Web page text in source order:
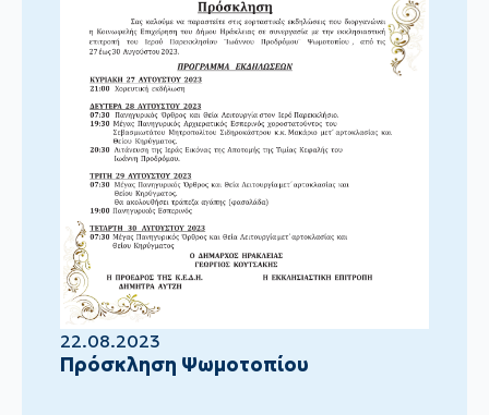
22.08.2023
Πρόσκληση Ψωμοτοπίου